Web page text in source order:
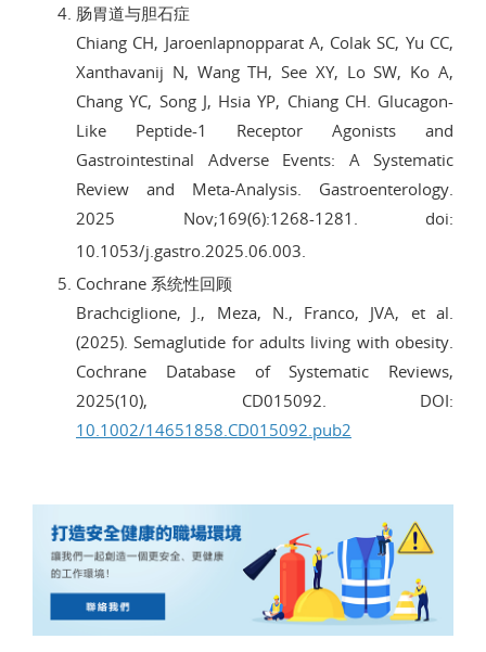
肠胃道与胆石症
Chiang CH, Jaroenlapnopparat A, Colak SC, Yu CC,
Xanthavanij N, Wang TH, See XY, Lo SW, Ko A,
Chang YC, Song J, Hsia YP, Chiang CH. Glucagon-
Like Peptide-1 Receptor Agonists and
Gastrointestinal Adverse Events: A Systematic
Review and Meta-Analysis. Gastroenterology.
2025 Nov;169(6):1268-1281. doi:
10.1053/j.gastro.2025.06.003.
Cochrane 系统性回顾
Brachciglione, J., Meza, N., Franco, JVA, et al.
(2025). Semaglutide for adults living with obesity.
Cochrane Database of Systematic Reviews,
2025(10), CD015092. DOI:
10.1002/14651858.CD015092.pub2